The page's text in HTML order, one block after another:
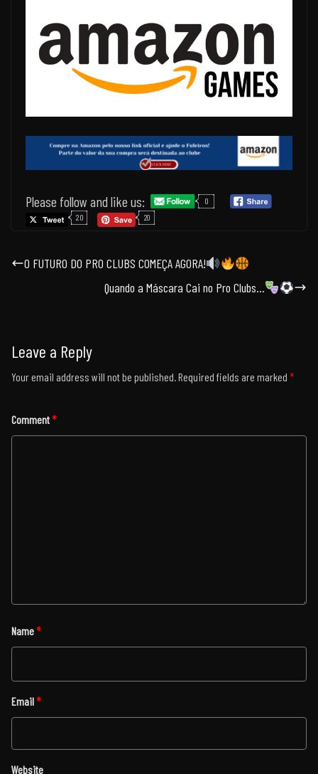
Please follow and like us:
0
20
20
O FUTURO DO PRO CLUBS COMEÇA AGORA!
Quando a Máscara Cai no Pro Clubs…
Leave a Reply
Your email address will not be published. Required fields are marked *
Comment*
Name*
Email*
Website